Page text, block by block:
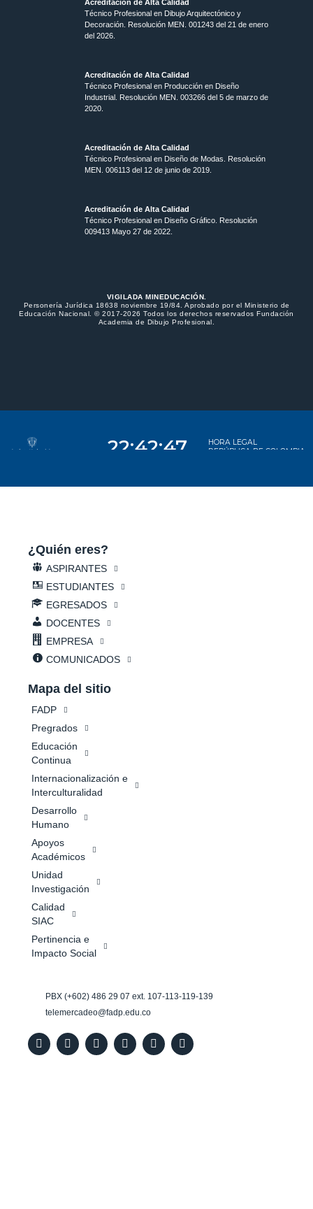
Acreditación de Alta Calidad
Técnico Profesional en Dibujo Arquitectónico y
Decoración. Resolución MEN. 001243 del 21 de enero
del 2026.
Acreditación de Alta Calidad
Técnico Profesional en Producción en Diseño
Industrial. Resolución MEN. 003266 del 5 de marzo de
2020.
Acreditación de Alta Calidad
Técnico Profesional en Diseño de Modas. Resolución
MEN. 006113 del 12 de junio de 2019.
Acreditación de Alta Calidad
Técnico Profesional en Diseño Gráfico. Resolución
009413 Mayo 27 de 2022.
VIGILADA MINEDUCACIÓN.
Personería Jurídica 18638 noviembre 19/84. Aprobado por el Ministerio de
Educación Nacional. © 2017-2026 Todos los derechos reservados Fundación
Academia de Dibujo Profesional.
¿Quién eres?
ASPIRANTES
ESTUDIANTES
EGRESADOS
DOCENTES
EMPRESA
COMUNICADOS
Mapa del sitio
FADP
Pregrados
Educación
Continua
Internacionalización e
Interculturalidad
Desarrollo
Humano
Apoyos
Académicos
Unidad
Investigación
Calidad
SIAC
Pertinencia e
Impacto Social
PBX (+602) 486 29 07 ext. 107-113-119-139
telemercadeo@fadp.edu.co